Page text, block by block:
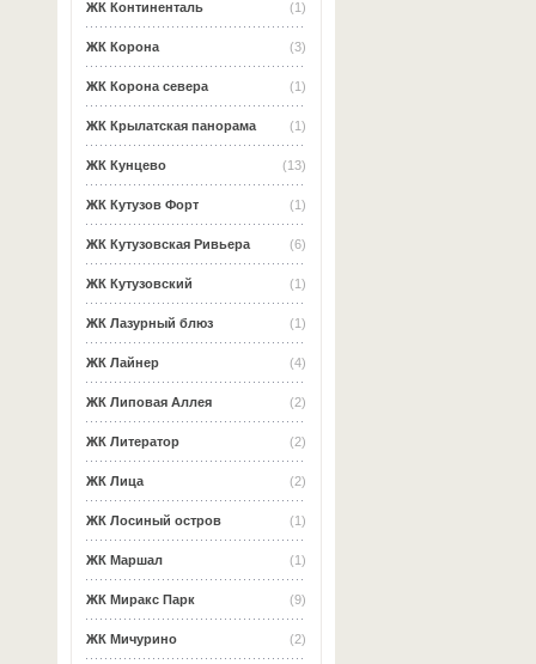
(1)
ЖК Континенталь
(3)
ЖК Корона
(1)
ЖК Корона севера
(1)
ЖК Крылатская панорама
(13)
ЖК Кунцево
(1)
ЖК Кутузов Форт
(6)
ЖК Кутузовская Ривьера
(1)
ЖК Кутузовский
(1)
ЖК Лазурный блюз
(4)
ЖК Лайнер
(2)
ЖК Липовая Аллея
(2)
ЖК Литератор
(2)
ЖК Лица
(1)
ЖК Лосиный остров
(1)
ЖК Маршал
(9)
ЖК Миракс Парк
(2)
ЖК Мичурино